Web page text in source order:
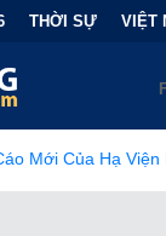
THỜI SỰ VIỆT
Tranh Cãi Về